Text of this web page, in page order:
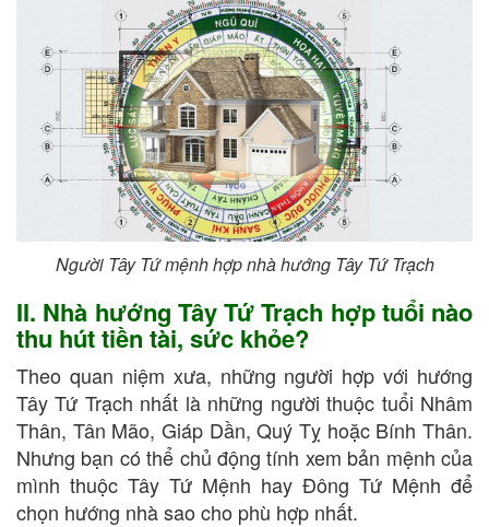
Người Tây Tứ mệnh hợp nhà hướng Tây Tứ Trạch
II. Nhà hướng Tây Tứ Trạch hợp tuổi nào
thu hút tiền tài, sức khỏe?
Theo quan niệm xưa, những người hợp với hướng
Tây Tứ Trạch nhất là những người thuộc tuổi Nhâm
Thân, Tân Mão, Giáp Dần, Quý Tỵ hoặc Bính Thân.
Nhưng bạn có thể chủ động tính xem bản mệnh của
mình thuộc Tây Tứ Mệnh hay Đông Tứ Mệnh để
chọn hướng nhà sao cho phù hợp nhất.